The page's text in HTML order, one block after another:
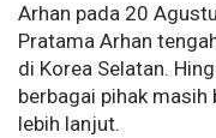
Arhan pada 20
Pratama Arhan
di Korea Selatan.
berbagai pihak
lebih lanjut.